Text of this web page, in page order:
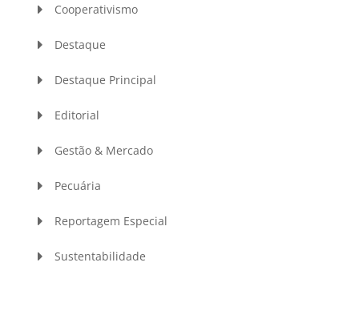
Cooperativismo
Destaque
Destaque Principal
Editorial
Gestão & Mercado
Pecuária
Reportagem Especial
Sustentabilidade